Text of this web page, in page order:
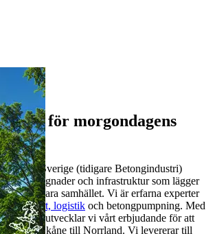
för morgondagens
Betong Sverige (tidigare Betongindustri)
till byggnader och infrastruktur som lägger
hållbara samhället. Vi är erfarna experter
transport, logistik och betongpumpning. Med
framkant utvecklar vi vårt erbjudande för att
- från Skåne till Norrland. Vi levererar till